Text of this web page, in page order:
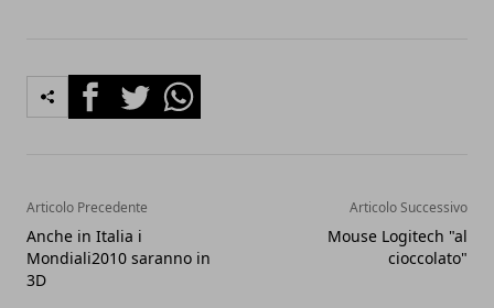
FacebookTwitterWhatsapp
Articolo Precedente
Anche in Italia i
Mondiali2010 saranno in
3D
Articolo Successivo
Mouse Logitech "al
cioccolato"